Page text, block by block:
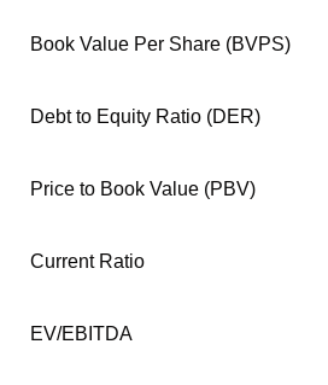
Book Value Per Share (BVPS)
Debt to Equity Ratio (DER)
Price to Book Value (PBV)
Current Ratio
EV/EBITDA